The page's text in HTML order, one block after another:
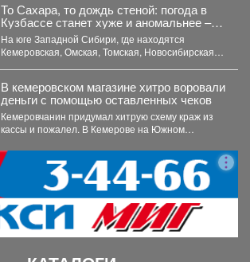
То Сахара, то дождь стеной: погода в
Кузбассе станет хуже и аномальнее –
причина
На юге Западной Сибири, где находятся
Кемеровская, Омская, Томская, Новосибирская
В кемеровском магазине хитро воровали
деньги с помощью оставленных чеков
Кемеровчанин придумал хитрую схему краж из
кассы и пожалел. В Кемерове на Южном